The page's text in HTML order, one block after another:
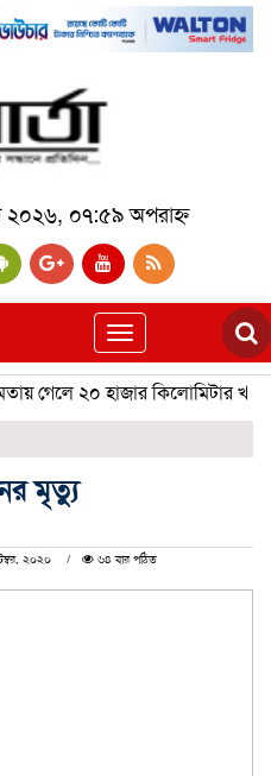
২০২৬, ০৭:৫৯ অপরাহ্ন
Toggle
navigation
গেলে ২০ হাজার কিলোমিটার খাল
মৃত্যু
২০২০
৬৪ বার পঠিত